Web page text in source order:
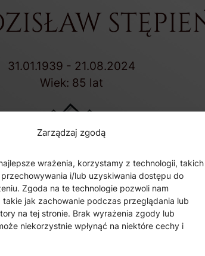
Zarządzaj zgodą
wrażenia, korzystamy z technologii, takich
i/lub uzyskiwania dostępu do
Zgoda na te technologie pozwoli nam
jak zachowanie podczas przeglądania lub
na tej stronie. Brak wyrażenia zgody lub
niekorzystnie wpłynąć na niektóre cechy i
31.01.1939 - 21.08.2024
Wiek: 85 lat
Data pogrzebu:24.08.2024
24.08.2024 o godz. 13:00 Dom
Piła 53, Sędziszów
godz. 14:30 Kościół Wniebowzięcia NMP